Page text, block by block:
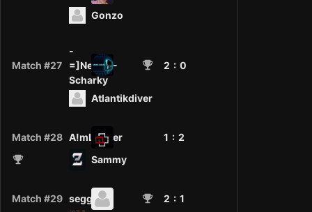
Gonzo
Match #27
-
=]NeM[=-
Scharky
2 : 0
Atlantikdiver
Match #28 A!mLooSer 1 : 2
Sammy
Match #29 seggerix 2 : 1